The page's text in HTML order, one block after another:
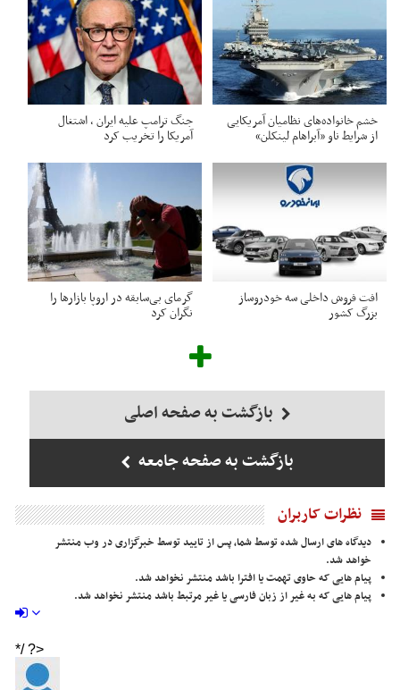
خشم خانواده‌های نظامیان آمریکایی
از شرایط ناو «آبراهام لینکلن»
جنگ ترامپ علیه ایران ، اشتغال
آمریکا را تخریب کرد
افت فروش داخلی سه خودروساز
بزرگ کشور
گرمای بی‌سابقه در اروپا بازارها را
نگران کرد
بازگشت به صفحه اصلی
بازگشت به صفحه جامعه
نظرات کاربران
دیدگاه های ارسال شده توسط شما، پس از تایید توسط خبرگزاری در وب منتشر
خواهد شد.
پیام هایی که حاوی تهمت یا افترا باشد منتشر نخواهد شد.
پیام هایی که به غیر از زبان فارسی یا غیر مرتبط باشد منتشر نخواهد شد.